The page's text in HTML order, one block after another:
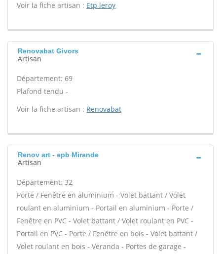
Voir la fiche artisan : Etp leroy
Renovabat Givors
Artisan
Département: 69
Plafond tendu -
Voir la fiche artisan : Renovabat
Renov art - epb Mirande
Artisan
Département: 32
Porte / Fenêtre en aluminium - Volet battant / Volet
roulant en aluminium - Portail en aluminium - Porte /
Fenêtre en PVC - Volet battant / Volet roulant en PVC -
Portail en PVC - Porte / Fenêtre en bois - Volet battant /
Volet roulant en bois - Véranda - Portes de garage -